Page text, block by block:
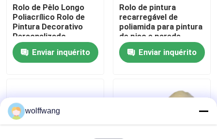
Fale Conosco
notícias
Pincel para Casa
Rolo de Pêlo Longo
Poliacrílico Rolo de
Pintura Decorativo
Personalizado
Enviar inquérito
Rolo de pintura
recarregável de
poliamida para pintura
de piso e parede
Enviar inquérito
wolffwang